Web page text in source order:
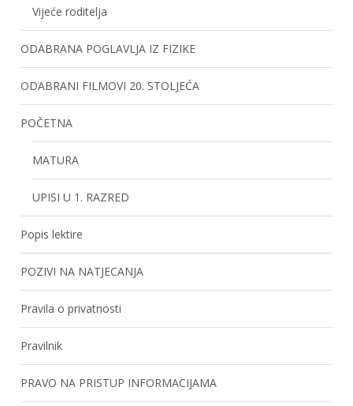
Vijeće roditelja
ODABRANA POGLAVLJA IZ FIZIKE
ODABRANI FILMOVI 20. STOLJEĆA
POČETNA
MATURA
UPISI U 1. RAZRED
Popis lektire
POZIVI NA NATJECANJA
Pravila o privatnosti
Pravilnik
PRAVO NA PRISTUP INFORMACIJAMA